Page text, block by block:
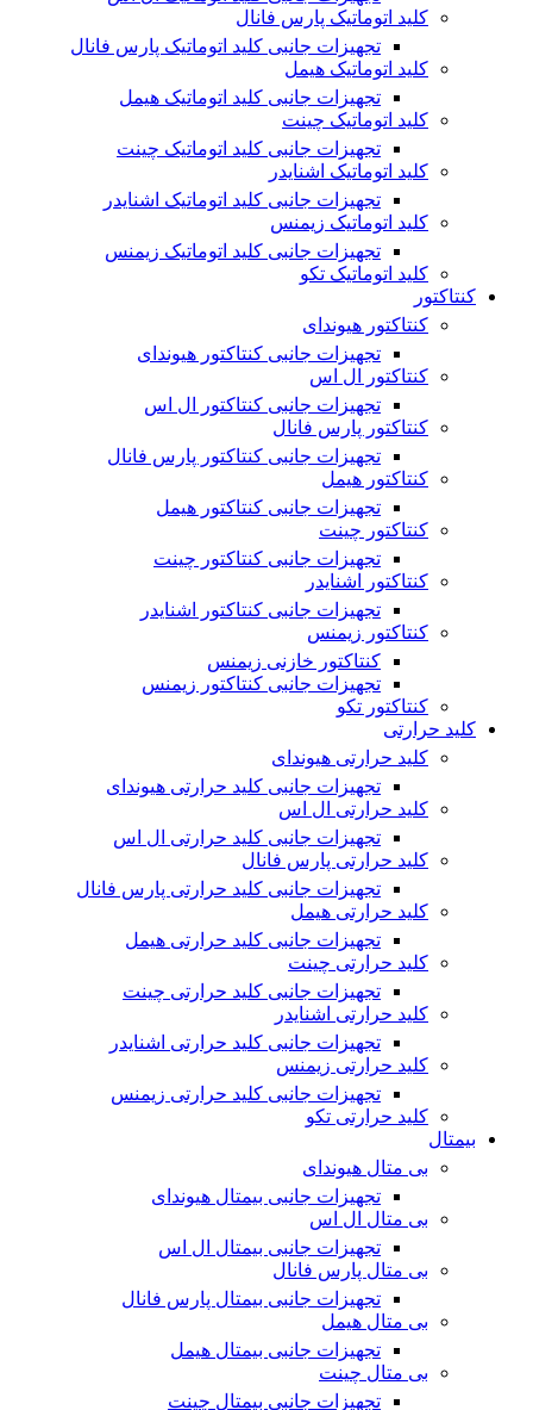
کلید اتوماتیک پارس فانال
تجهیزات جانبی کلید اتوماتیک پارس فانال
کلید اتوماتیک هیمل
تجهیزات جانبی کلید اتوماتیک هیمل
کلید اتوماتیک چینت
تجهیزات جانبی کلید اتوماتیک چینت
کلید اتوماتیک اشنایدر
تجهیزات جانبی کلید اتوماتیک اشنایدر
کلید اتوماتیک زیمنس
تجهیزات جانبی کلید اتوماتیک زیمنس
کلید اتوماتیک تکو
کنتاکتور
کنتاکتور هیوندای
تجهیزات جانبی کنتاکتور هیوندای
کنتاکتور ال اس
تجهیزات جانبی کنتاکتور ال اس
کنتاکتور پارس فانال
تجهیزات جانبی کنتاکتور پارس فانال
کنتاکتور هیمل
تجهیزات جانبی کنتاکتور هیمل
کنتاکتور چینت
تجهیزات جانبی کنتاکتور چینت
کنتاکتور اشنایدر
تجهیزات جانبی کنتاکتور اشنایدر
کنتاکتور زیمنس
کنتاکتور خازنی زیمنس
تجهیزات جانبی کنتاکتور زیمنس
کنتاکتور تکو
کلید حرارتی
کلید حرارتی هیوندای
تجهیزات جانبی کلید حرارتی هیوندای
کلید حرارتی ال اس
تجهیزات جانبی کلید حرارتی ال اس
کلید حرارتی پارس فانال
تجهیزات جانبی کلید حرارتی پارس فانال
کلید حرارتی هیمل
تجهیزات جانبی کلید حرارتی هیمل
کلید حرارتی چینت
تجهیزات جانبی کلید حرارتی چینت
کلید حرارتی اشنایدر
تجهیزات جانبی کلید حرارتی اشنایدر
کلید حرارتی زیمنس
تجهیزات جانبی کلید حرارتی زیمنس
کلید حرارتی تکو
بیمتال
بی متال هیوندای
تجهیزات جانبی بیمتال هیوندای
بی متال ال اس
تجهیزات جانبی بیمتال ال اس
بی متال پارس فانال
تجهیزات جانبی بیمتال پارس فانال
بی متال هیمل
تجهیزات جانبی بیمتال هیمل
بی متال چینت
تجهیزات جانبی بیمتال چینت